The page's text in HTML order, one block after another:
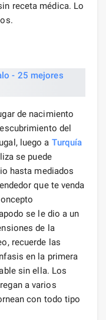
receta médica. Lo
de nacimiento
del
luego a Turquía
se puede
hasta mediados
que te venda
se le dio a un
de la
recuerde las
en la primera
sin ella. Los
a varios
con todo tipo